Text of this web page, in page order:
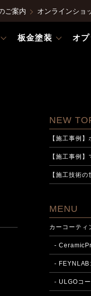
ご案内 オンラインショ
板金塗装 オ
NEW
【施工事例
【施工事例
【施工技術の
MENU
カーコーティ
-
- FEYNLAB
- ULGOコ